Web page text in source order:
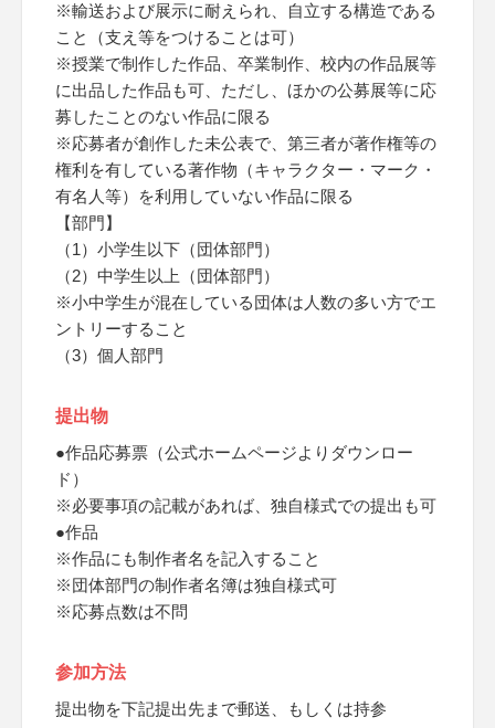
※輸送および展示に耐えられ、自立する構造である
こと（支え等をつけることは可）
※授業で制作した作品、卒業制作、校内の作品展等
に出品した作品も可、ただし、ほかの公募展等に応
募したことのない作品に限る
※応募者が創作した未公表で、第三者が著作権等の
権利を有している著作物（キャラクター・マーク・
有名人等）を利用していない作品に限る
【部門】
（1）小学生以下（団体部門）
（2）中学生以上（団体部門）
※小中学生が混在している団体は人数の多い方でエ
ントリーすること
（3）個人部門
提出物
●作品応募票（公式ホームページよりダウンロー
ド）
※必要事項の記載があれば、独自様式での提出も可
●作品
※作品にも制作者名を記入すること
※団体部門の制作者名簿は独自様式可
※応募点数は不問
参加方法
提出物を下記提出先まで郵送、もしくは持参